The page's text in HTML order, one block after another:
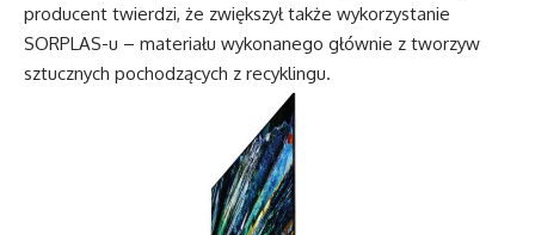
producent twierdzi, że zwiększył także wykorzystanie
SORPLAS-u – materiału wykonanego głównie z tworzyw
sztucznych pochodzących z recyklingu.